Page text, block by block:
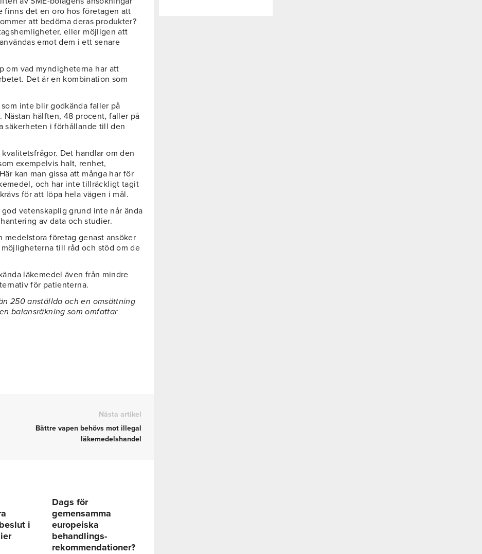
finns det en oro hos företagen att
att bedöma deras produkter?
eller möjligen att
emot dem i ett senare
om vad myndigheterna har att
Det är en kombination som
inte blir godkända faller på
hälften, 48 procent, faller på
säkerheten i förhållande till den
Det handlar om den
exempelvis halt, renhet,
kan man gissa att många har för
och har inte tillräckligt tagit
för att löpa hela vägen i mål.
vetenskaplig grund inte når ända
av data och studier.
medelstora företag genast ansöker
till råd och stöd om de
läkemedel även från mindre
för patienterna.
250 anställda och en omsättning
balansräkning som omfattar
Nästa artikel
Bättre vapen behövs mot illegal
läkemedelshandel
i
Dags för
gemensamma
europeiska
behandlings-
rekommendationer?